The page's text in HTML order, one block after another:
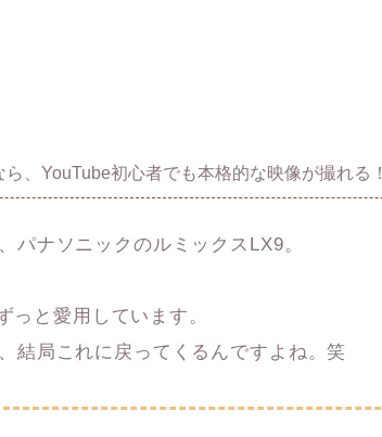
ら、YouTube初心者でも本格的な映像が撮れる！
パナソニックのルミックスLX9。
っと愛用しています。
結局これに戻ってくるんですよね。笑